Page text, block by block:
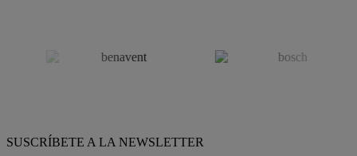
SUSCRÍBETE A LA NEWSLETTER